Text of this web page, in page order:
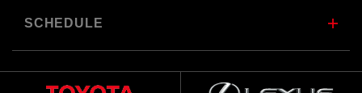
SCHEDULE